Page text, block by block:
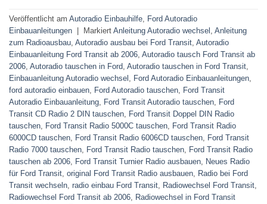
Veröffentlicht am Autoradio Einbauhilfe, Ford Autoradio
Einbauanleitungen
Markiert Anleitung Autoradio wechsel , Anleitung
zum Radioausbau, Autoradio ausbau bei Ford Transit, Autoradio
Einbauanleitung Ford Transit ab 2006, Autoradio tausch Ford Transit ab
2006, Autoradio tauschen in Ford, Autoradio tauschen in Ford Transit,
Einbauanleitung Autoradio wechsel , Ford Autoradio Einbauanleitungen,
ford autoradio einbauen, Ford Autoradio tauschen, Ford Transit
Autoradio Einbauanleitung, Ford Transit Autoradio tauschen, Ford
Transit CD Radio 2 DIN tauschen, Ford Transit Doppel DIN Radio
tauschen, Ford Transit Radio 5000C tauschen, Ford Transit Radio
6000CD tauschen, Ford Transit Radio 6006CD tauschen, Ford Transit
Radio 7000 tauschen, Ford Transit Radio tauschen, Ford Transit Radio
tauschen ab 2006, Ford Transit Turnier Radio ausbauen, Neues Radio
für Ford Transit, original Ford Transit Radio ausbauen, Radio bei Ford
Transit wechseln, radio einbau Ford Transit, Radiowechsel Ford Transit,
Radiowechsel Ford Transit ab 2006, Radiowechsel in Ford Transit